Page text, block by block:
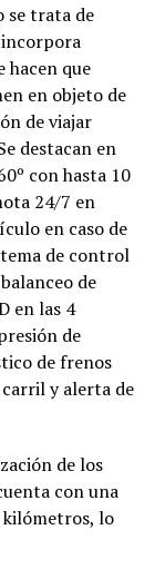
se trata de
incorpora
hacen que
en objeto de
de viajar
destacan en
con hasta 10
24/7 en
en caso de
de control
de
en las 4
de
de frenos
y alerta de
de los
con una
kilómetros, lo